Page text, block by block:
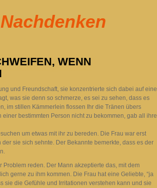
WENN
und Freundschaft, sie konzentrierte sich dabei auf eine
was sie denn so schmerze, es sei zu sehen, dass es
im stillen Kämmerlein flossen Ihr die Tränen übers
bestimmten Person nicht zu bekommen, gab all ihre
um etwas mit ihr zu bereden. Die Frau war erst
sie sich sehnte. Der Bekannte bemerkte, dass es der
reden. Der Mann akzeptierte das, mit dem
gerne zu ihm kommen. Die Frau hat eine Geliebte, “ja
sie die Gefühle und Irritationen verstehen kann und sie